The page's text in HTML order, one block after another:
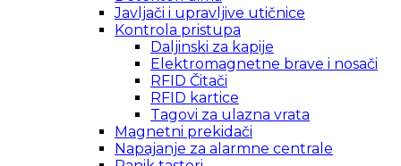
Javljači i upravljive utičnice
Kontrola pristupa
Daljinski za kapije
Elektromagnetne brave i nosači
RFID Čitači
RFID kartice
Tagovi za ulazna vrata
Magnetni prekidači
Napajanje za alarmne centrale